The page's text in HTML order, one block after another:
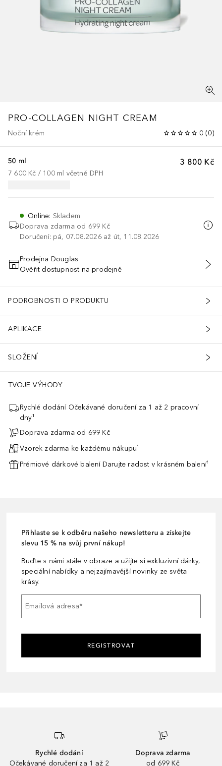
PRO-COLLAGEN NIGHT CREAM
Noční krém 0 (0)
3 800 Kč
50 ml
7 600 Kč / 100 ml včetně DPH
Online: Skladem
Doprava zdarma od 699 Kč
Doručení: pá, 07.08.2026 až út, 11.08.2026
PŘIDAT DO KOŠÍKU
Prodejna Douglas
Ověřit dostupnost na prodejně
PODROBNOSTI O PRODUKTU
APLIKACE
SLOŽENÍ
TVOJE VÝHODY
Rychlé dodání Očekávané doručení za 1 až 2 pracovní
dny¹
Doprava zdarma od 699 Kč
Vzorek zdarma ke každému nákupu¹
Prémiové dárkové balení Darujte radost v krásném balení¹
Přihlaste se k odběru našeho newsletteru a získejte
slevu 15 % na svůj první nákup!
Buďte s námi stále v obraze a užijte si exkluzivní dárky,
speciální nabídky a nejzajímavější novinky ze světa
krásy.
Emailová adresa*
REGISTROVAT
Rychlé dodání
Očekávané doručení za 1 až 2
Doprava zdarma
od 699 Kč